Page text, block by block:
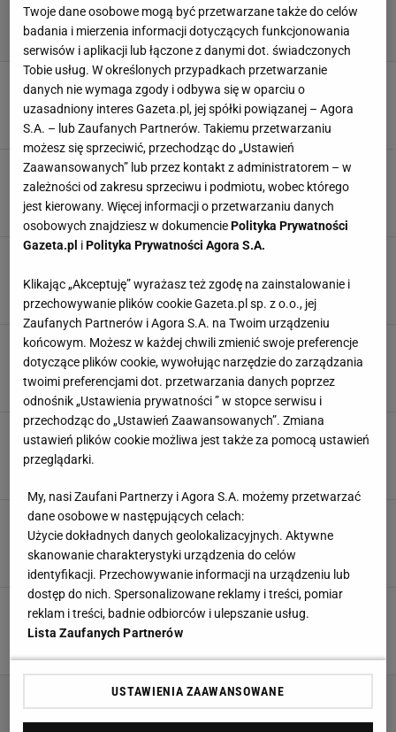
Ależ powrót Goncalo Feio! Rozbili rewelację ligi
Filip Macuda,7 LISTOPADA 2025, 19:59
Tak wyglądał powrót Goncalo Feio do
Ekstraklasy. Gol w 93. minucie
Kacper Marciniak, 3 LISTOPADA 2025, 20:01
Awantura po meczu Pucharu Polski! Trener
Filip Macuda,30 PAŹDZIERNIKA 2025, 07:02
FIFA zdecydowała ws. Lechii! Wyrok jest
brutalny. Chodzi o 8,5 mln zł
Filip Macuda,29 PAŹDZIERNIKA 2025, 13:39
Nie do wiary, co trener Lechii zrobił po meczu.
"Potraktował mnie jak śmiecia"
To miał być koszmar Rakowa. Co zrobiła
Lechia?!
Bartosz Naus,26 PAŹDZIERNIKA 2025, 16:45
Gol w 95. minucie dał zwycięstwo! Sceny w
meczu Ekstraklasy
Twoje dane osobowe mogą być przetwarzane także do celów
badania i mierzenia informacji dotyczących funkcjonowania
serwisów i aplikacji lub łączone z danymi dot. świadczonych
Tobie usług. W określonych przypadkach przetwarzanie
danych nie wymaga zgody i odbywa się w oparciu o
uzasadniony interes Gazeta.pl, jej spółki powiązanej – Agora
S.A. – lub Zaufanych Partnerów. Takiemu przetwarzaniu
możesz się sprzeciwić, przechodząc do „Ustawień
Zaawansowanych” lub przez kontakt z administratorem – w
zależności od zakresu sprzeciwu i podmiotu, wobec którego
jest kierowany. Więcej informacji o przetwarzaniu danych
osobowych znajdziesz w dokumenciePolityka Prywatności
Gazeta.pl iPolityka Prywatności Agora S.A.
Klikając „Akceptuję” wyrażasz też zgodę na zainstalowanie i
przechowywanie plików cookie Gazeta.pl sp. z o.o., jej
Zaufanych Partnerów i Agora S.A. na Twoim urządzeniu
końcowym. Możesz w każdej chwili zmienić swoje preferencje
dotyczące plików cookie, wywołując narzędzie do zarządzania
twoimi preferencjami dot. przetwarzania danych poprzez
odnośnik „Ustawienia prywatności ” w stopce serwisu i
przechodząc do „Ustawień Zaawansowanych”. Zmiana
ustawień plików cookie możliwa jest także za pomocą ustawień
przeglądarki.
My, nasi Zaufani Partnerzy i Agora S.A. możemy przetwarzać
dane osobowe w następujących celach:
Użycie dokładnych danych geolokalizacyjnych. Aktywne
skanowanie charakterystyki urządzenia do celów
identyfikacji. Przechowywanie informacji na urządzeniu lub
dostęp do nich. Spersonalizowane reklamy i treści, pomiar
reklam i treści, badnie odbiorców i ulepszanie usług.
Lista Zaufanych Partnerów
USTAWIENIA ZAAWANSOWANE